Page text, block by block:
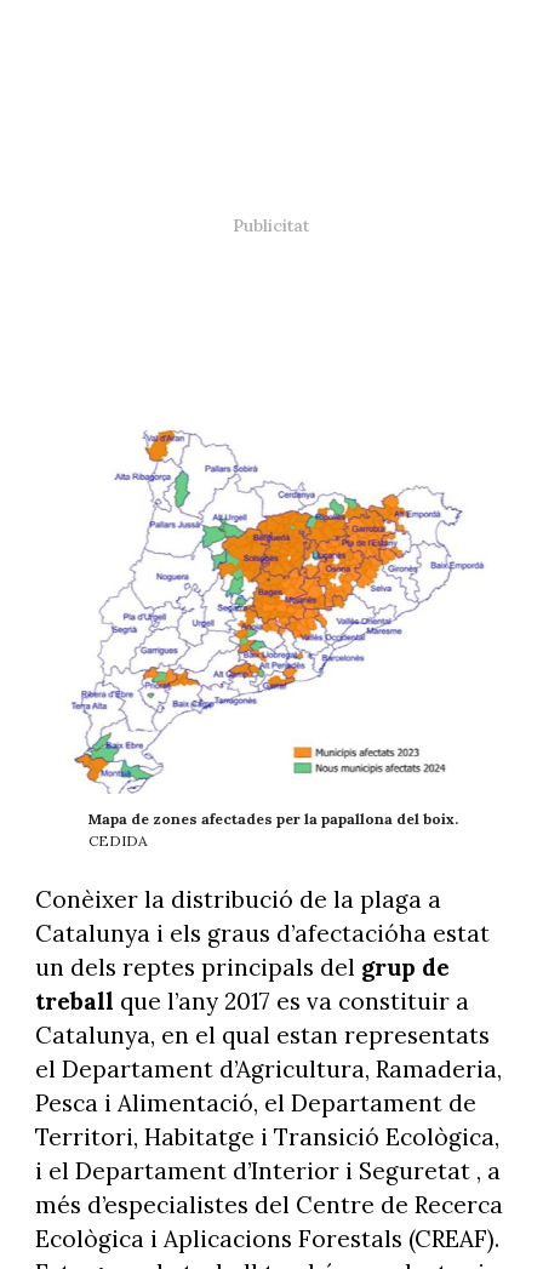
Mapa de zones afectades per la papallona del boix.
CEDIDA
Conèixer la distribució de la plaga a
Catalunya i els graus d’afectacióha estat
un dels reptes principals del grup de
treball que l’any 2017 es va constituir a
Catalunya, en el qual estan representats
el Departament d’Agricultura, Ramaderia,
Pesca i Alimentació, el Departament de
Territori, Habitatge i Transició Ecològica,
i el Departament d’Interior i Seguretat , a
més d’especialistes del Centre de Recerca
Ecològica i Aplicacions Forestals (CREAF).